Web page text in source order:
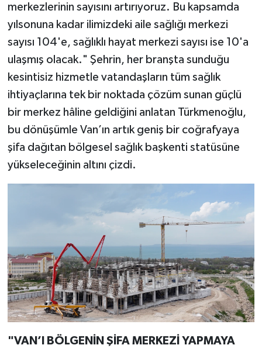
merkezlerinin sayısını artırıyoruz. Bu kapsamda
yılsonuna kadar ilimizdeki aile sağlığı merkezi
sayısı 104'e, sağlıklı hayat merkezi sayısı ise 10'a
ulaşmış olacak." Şehrin, her branşta sunduğu
kesintisiz hizmetle vatandaşların tüm sağlık
ihtiyaçlarına tek bir noktada çözüm sunan güçlü
bir merkez hâline geldiğini anlatan Türkmenoğlu,
bu dönüşümle Van’ın artık geniş bir coğrafyaya
şifa dağıtan bölgesel sağlık başkenti statüsüne
yükseleceğinin altını çizdi.
"VAN’I BÖLGENİN ŞİFA MERKEZİ YAPMAYA